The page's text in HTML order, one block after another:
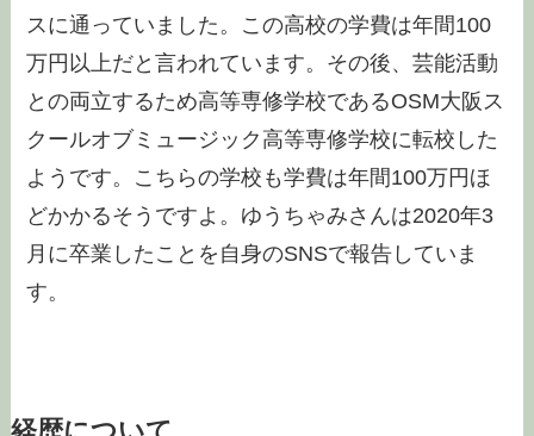
スに通っていました。この高校の学費は年間100
万円以上だと言われています。その後、芸能活動
との両立するため高等専修学校であるOSM大阪ス
クールオブミュージック高等専修学校に転校した
ようです。こちらの学校も学費は年間100万円ほ
どかかるそうですよ。ゆうちゃみさんは2020年3
月に卒業したことを自身のSNSで報告していま
す。